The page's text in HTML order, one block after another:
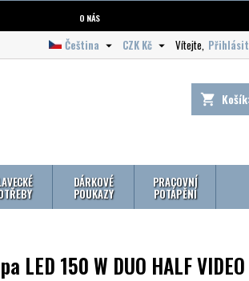
O NÁS
Vítejte,
CZK Kč 
Čeština 
shopping_cart Košík:
DÁRKOVÉ
POUKAZY
PRACOVNÍ
POTÁPĚNÍ
LED 150 W DUO HALF